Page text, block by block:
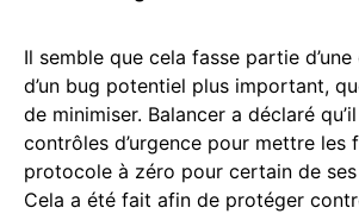
Il semble que cela fasse partie
d’un bug potentiel plus important,
de minimiser. Balancer a déclaré
contrôles d’urgence pour mettre les
protocole à zéro pour certain de
Cela a été fait afin de protéger